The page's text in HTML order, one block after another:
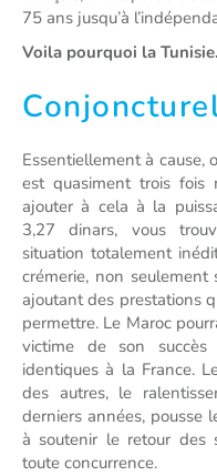
75 ans jusqu’à
Voila pourquoi la Tunisie.
Essentiellement à cause,
est quasiment trois fois
ajouter à cela à la
3,27 dinars, vous
situation totalement
crémerie, non
ajoutant des prestations
permettre. Le Maroc
victime de son
identiques à la France.
des autres, le
derniers années, pousse
à soutenir le retour des
toute concurrence.